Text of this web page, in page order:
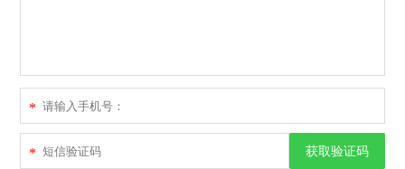
*
* 获取验证码